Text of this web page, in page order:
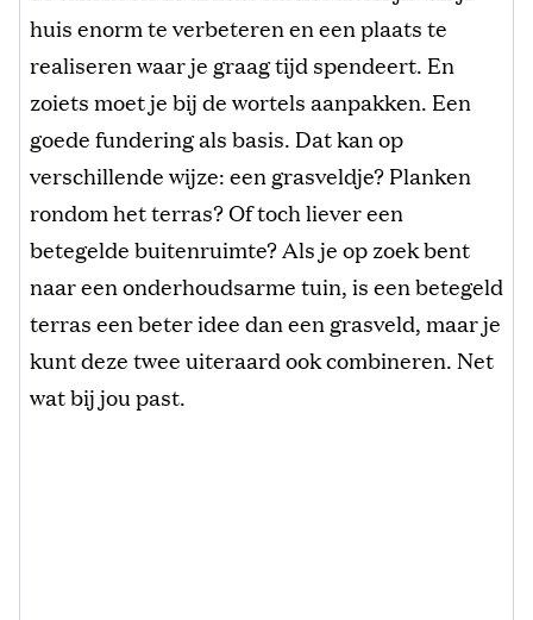
huis enorm te verbeteren en een plaats te
realiseren waar je graag tijd spendeert. En
zoiets moet je bij de wortels aanpakken. Een
goede fundering als basis. Dat kan op
verschillende wijze: een grasveldje? Planken
rondom het terras? Of toch liever een
betegelde buitenruimte? Als je op zoek bent
naar een onderhoudsarme tuin, is een betegeld
terras een beter idee dan een grasveld, maar je
kunt deze twee uiteraard ook combineren. Net
wat bij jou past.